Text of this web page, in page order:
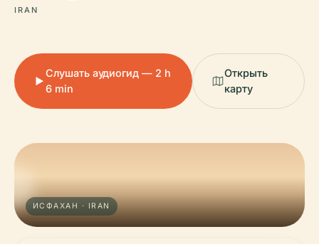
IRAN
Слушать аудиогид — 2 h
6 min
Открыть
карту
ИСФАХАН · IRAN